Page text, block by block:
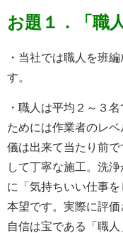
お題１．「職人
・当社では職人を班
す。
・職人は平均２～３
ためには作業者のレ
儀は出来て当たり前
して丁寧な施工。洗
に「気持ちいい仕事
本望です。実際に評
自信は宝である「職人